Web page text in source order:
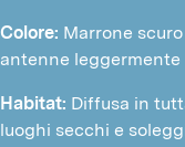
Colore: Marrone
antenne leggermente
Habitat: Diffusa in
luoghi secchi e